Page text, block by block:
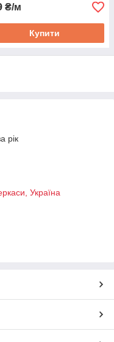
₴/м
Купити
рік
Україна